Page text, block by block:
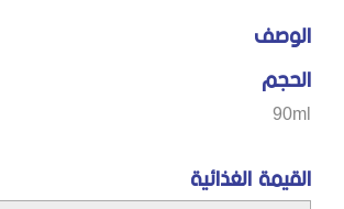
الوصف
الحجم
90ml
القيمة الغذائية